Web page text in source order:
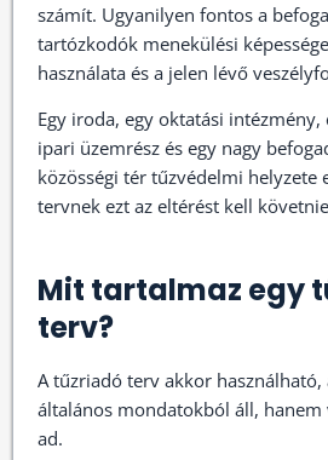
számít. Ugyanilyen fontos a
tartózkodók menekülési
használata és a jelen lévő
Egy iroda, egy oktatási intézmény,
ipari üzemrész és egy nagy
közösségi tér tűzvédelmi helyzete
tervnek ezt az eltérést kell
Mit tartalmaz egy
terv?
A tűzriadó terv akkor
általános mondatokból áll,
ad.